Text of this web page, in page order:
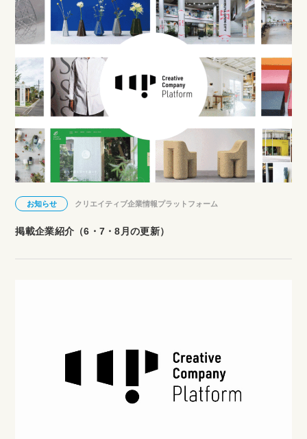
お知らせ クリエイティブ企業情報プラットフォーム
掲載企業紹介（6・7・8月の更新）